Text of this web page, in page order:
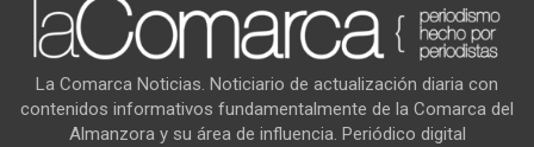
La Comarca Noticias. Noticiario de actualización diaria con
contenidos informativos fundamentalmente de la Comarca del
Almanzora y su área de influencia. Periódico digital